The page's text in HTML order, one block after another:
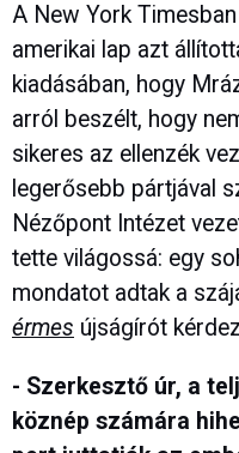
A New York
amerikai lap azt
kiadásában, hogy
arról beszélt, hogy
sikeres az ellenzék
legerősebb pártjával
Nézőpont Intézet
tette világossá: egy
mondatot adtak a
érmes újságírót
- Szerkesztő úr, a
köznép számára